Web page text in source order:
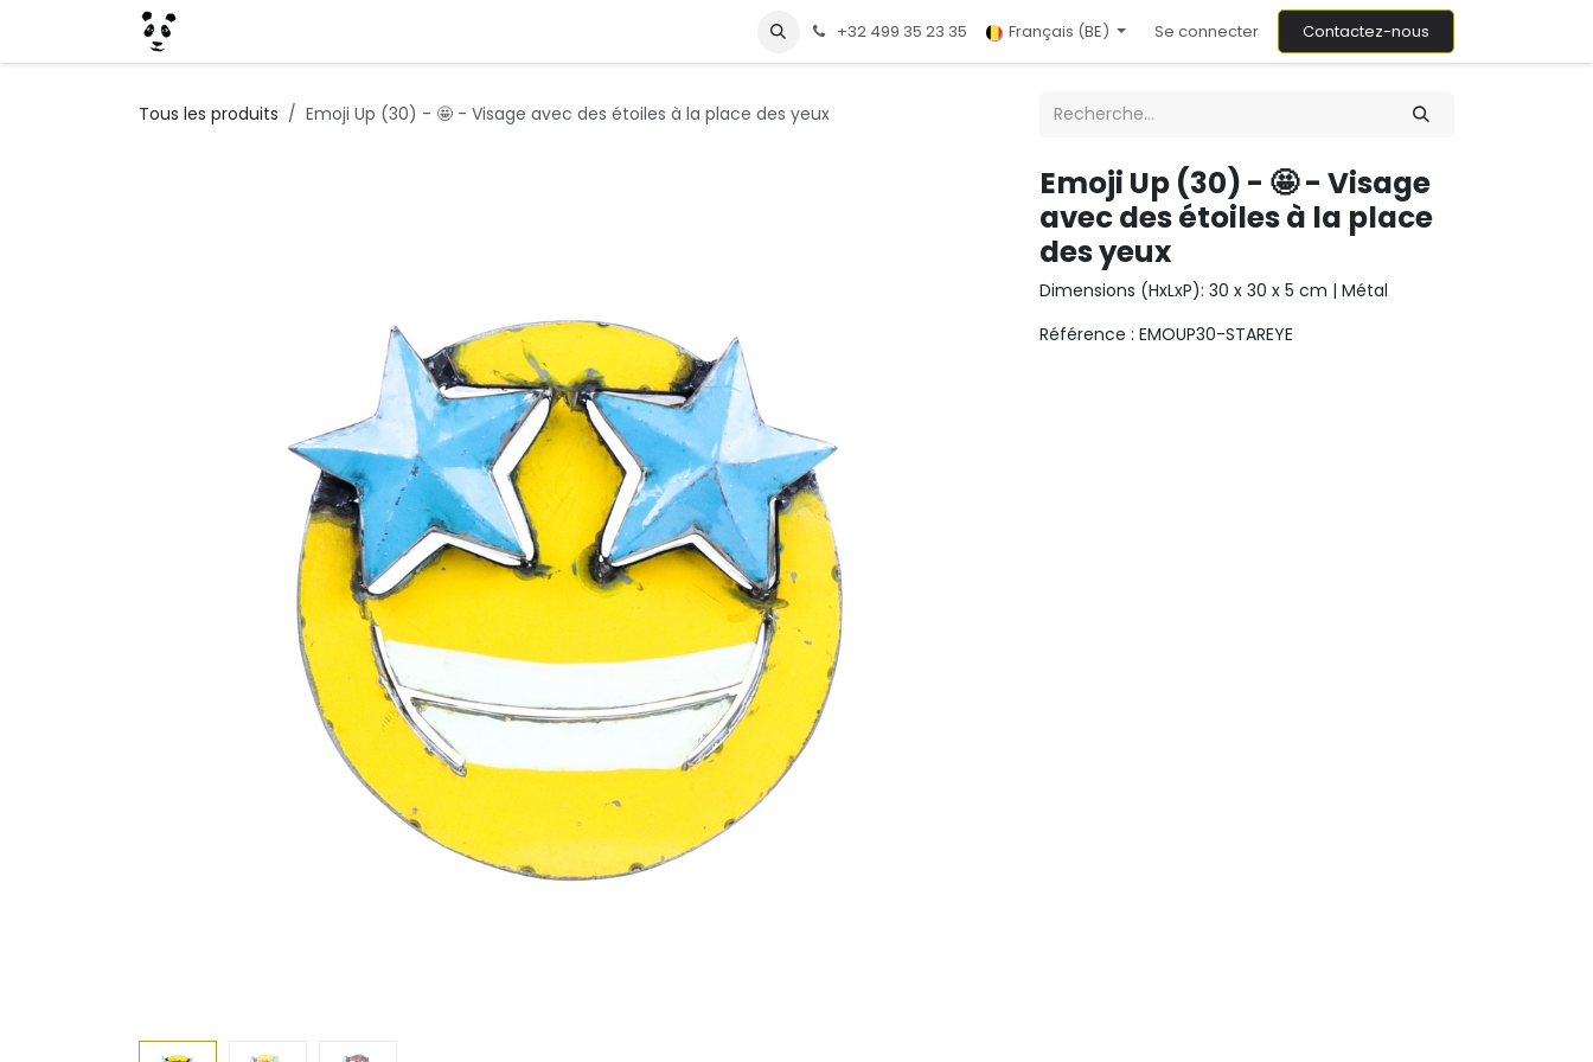
Se rendre au contenu
+32 499 35 23 35 Français (BE) Se connecter Contactez-nous
Tous les produits Emoji Up (30) - 🤩 - Visage avec des étoiles à la place des yeux
Emoji Up (30) - 🤩 - Visage
avec des étoiles à la place
des yeux
Dimensions (HxLxP): 30 x 30 x 5 cm | Métal
Référence : EMOUP30-STAREYE